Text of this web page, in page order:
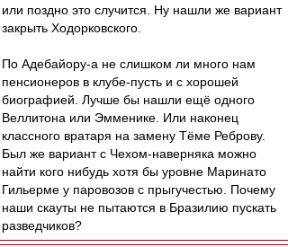
или поздно это случится. Ну нашли же вариант
закрыть Ходорковского.
По Адебайору-а не слишком ли много нам
пенсионеров в клубе-пусть и с хорошей
биографией. Лучше бы нашли ещё одного
Веллитона или Эмменике. Или наконец
классного вратаря на замену Тёме Реброву.
Был же вариант с Чехом-наверняка можно
найти кого нибудь хотя бы уровне Маринато
Гильерме у паровозов с прыгучестью. Почему
наши скауты не пытаются в Бразилию пускать
разведчиков?